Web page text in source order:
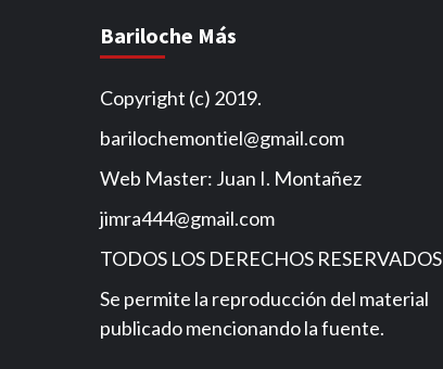
Bariloche Más
Copyright (c) 2019.
barilochemontiel@gmail.com
Web Master: Juan I. Montañez
jimra444@gmail.com
TODOS LOS DERECHOS RESERVADOS
Se permite la reproducción del material
publicado mencionando la fuente.